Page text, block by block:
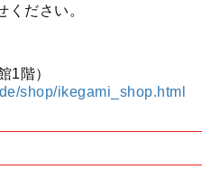
ださい。
1階）
shop/ikegami_shop.html